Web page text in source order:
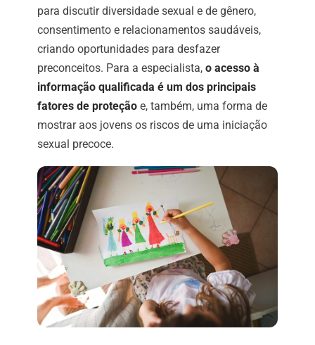
para discutir diversidade sexual e de gênero,
consentimento e relacionamentos saudáveis,
criando oportunidades para desfazer
preconceitos. Para a especialista, o acesso à
informação qualificada é um dos principais
fatores de proteçãoe, também, uma forma de
mostrar aos jovens os riscos de uma iniciação
sexual precoce.